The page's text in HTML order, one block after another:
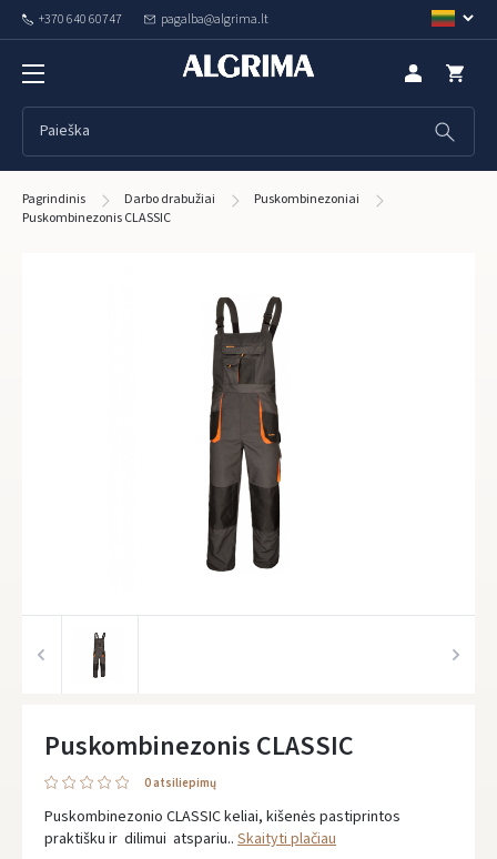
+370 640 60747 pagalba@algrima.lt
Pagrindinis Darbo drabužiai
Puskombinezoniai
Puskombinezonis CLASSIC
Puskombinezonis CLASSIC
0 atsiliepimų
Puskombinezonio CLASSIC keliai, kišenės pastiprintos
praktišku ir dilimui atspariu.. Skaityti plačiau